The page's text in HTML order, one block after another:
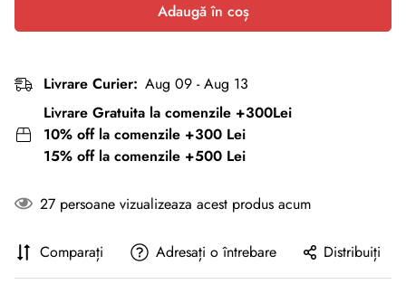
Adaugă în coș
Livrare Curier: Aug 09 - Aug 13
Livrare Gratuita la comenzile +300Lei
10% off la comenzile +300 Lei
15% off la comenzile +500 Lei
27 persoane vizualizeaza acest produs acum
Comparați Adresați o întrebare Distribuiți